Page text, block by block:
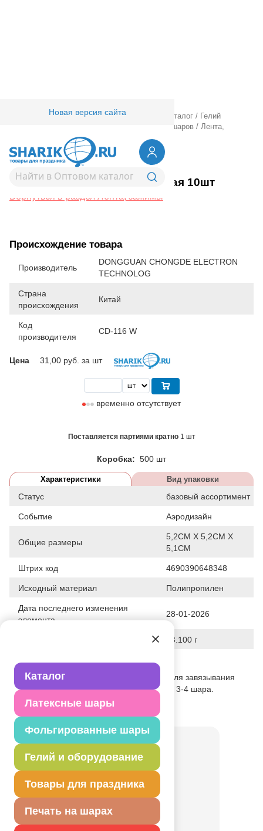
Каталог
Латексные шары
Фольгированные шары
Гелий и оборудование
Товары для праздника
Печать на шарах
Новая версия сайта
Товары для праздника/ Оптовый каталог / Гелий
Аксессуары для шаров / Лента,
Лента 5ммХ5м белая 10шт
1302-1701Лента 5ммХ5м белая 10шт
Вернуться в раздел Лента, зажимы
Происхождение товара
Производитель
DONGGUAN CHONGDE ELECTRON
TECHNOLOG
Страна
происхождения
Китай
Код
производителя
CD-116 W
Цена 31,00 руб. за шт
временно отсутствует
Поставляется партиями кратно 1 шт
Коробка: 500 шт
Характеристики Вид упаковки
Статус базовый ассортимент
Событие Аэродизайн
Общие размеры
5,2СМ X 5,2СМ Х
5,1СМ
Штрих код 4690390648348
Исходный материал Полипропилен
Дата последнего изменения
элемента
28-01-2026
23.100 г
Описание товара
Оформительская лента, используется для завязывания
шаров. Длина ленты позволяет завязвть 3-4 шара.
Товар из коллекцииБелая